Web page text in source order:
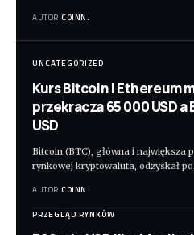
AUTOR COINN.
UNCATEGORIZED
Kurs Bitcoin i Ethereum
przekracza 65 000 USD
USD
Bitcoin (BTC), główna i największa
rynkowej kryptowaluta, odzyskał
AUTOR COINN.
PRZEGLĄD RYNKÓW